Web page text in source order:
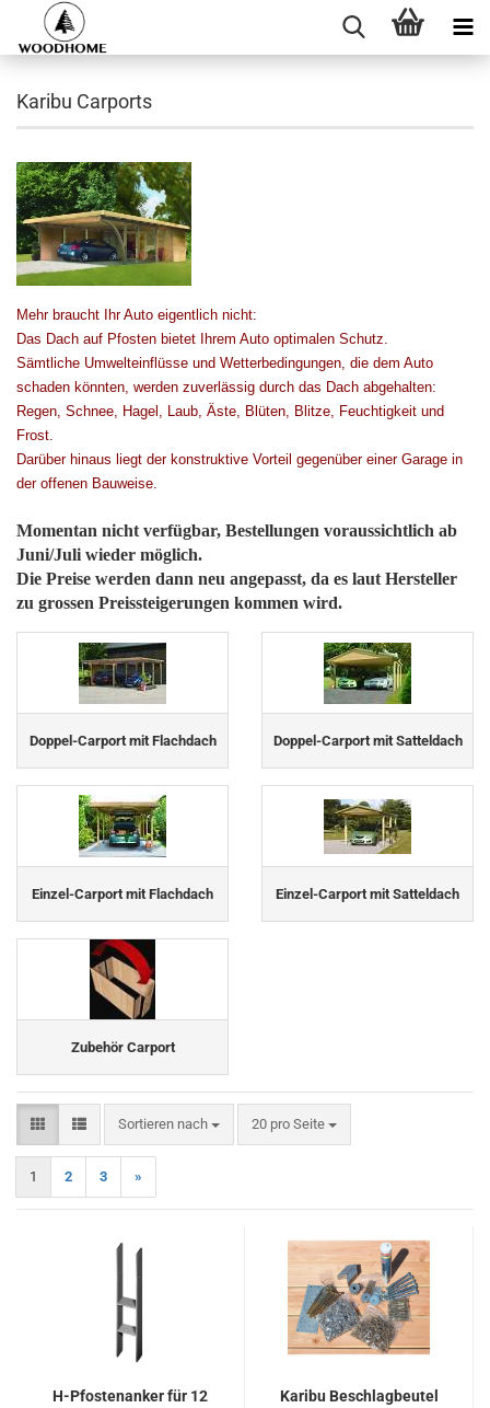
Karibu Carports
Mehr braucht Ihr Auto eigentlich nicht:
Das Dach auf Pfosten bietet Ihrem Auto optimalen Schutz.
Sämtliche Umwelteinflüsse und Wetterbedingungen, die dem Auto
schaden könnten, werden zuverlässig durch das Dach abgehalten:
Regen, Schnee, Hagel, Laub, Äste, Blüten, Blitze, Feuchtigkeit und
Frost.
Darüber hinaus liegt der konstruktive Vorteil gegenüber einer Garage in
der offenen Bauweise.
Momentan nicht verfügbar, Bestellungen voraussichtlich ab
Juni/Juli wieder möglich.
Die Preise werden dann neu angepasst, da es laut Hersteller
zu grossen Preissteigerungen kommen wird.
Doppel-Carport mit Flachdach Doppel-Carport mit Satteldach
Einzel-Carport mit Flachdach Einzel-Carport mit Satteldach
Zubehör Carport
Sortieren nach
Sortieren nach 20 pro Seite
pro Seite
1 2 3 »
H-Pfostenanker für 12
Karibu Beschlagbeutel